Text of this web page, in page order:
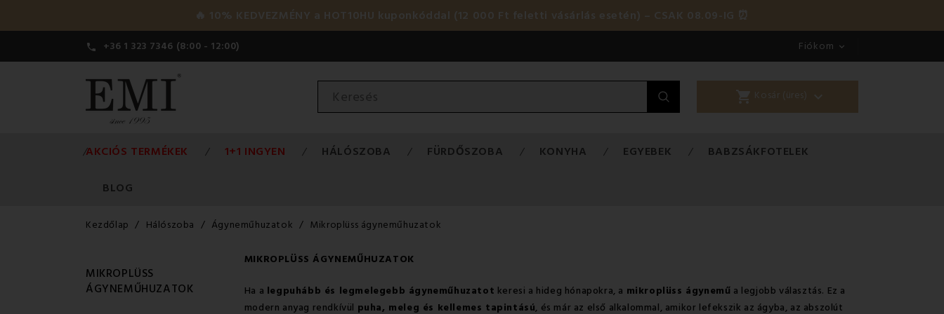
🔥 10% KEDVEZMÉNY a HOT10HU kuponkóddal (12 000 Ft feletti vásárlás esetén) – CSAK 08.09-IG ⏰
 +36 1 323 7346 (8:00 - 12:00) Fiókom 
shopping_cart Kosár (üres) 
AKCIÓS TERMÉKEK 1+1 INGYEN HÁLÓSZOBA FÜRDŐSZOBA KONYHA EGYEBEK BABZSÁKFOTELEK
BLOG
Kezdőlap Hálószoba Ágyneműhuzatok Mikroplüss ágyneműhuzatok
MIKROPLÜSS
ÁGYNEMŰHUZATOK
MIKROPLÜSS ÁGYNEMŰHUZATOK
Ha a legpuhább és legmelegebb ágyneműhuzatot keresi a hideg hónapokra, a mikroplüss ágynemű a legjobb választás. Ez a
modern anyag rendkívül puha, meleg és kellemes tapintású, és már az első alkalommal, amikor lefekszik az ágyba, az abszolút